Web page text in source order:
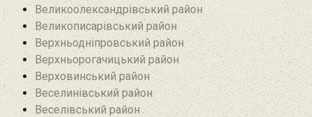
Великоолександрівський район
Великописарівський район
Верхньодніпровський район
Верхньорогачицький район
Верховинський район
Веселинівський район‎
Веселівський район‎